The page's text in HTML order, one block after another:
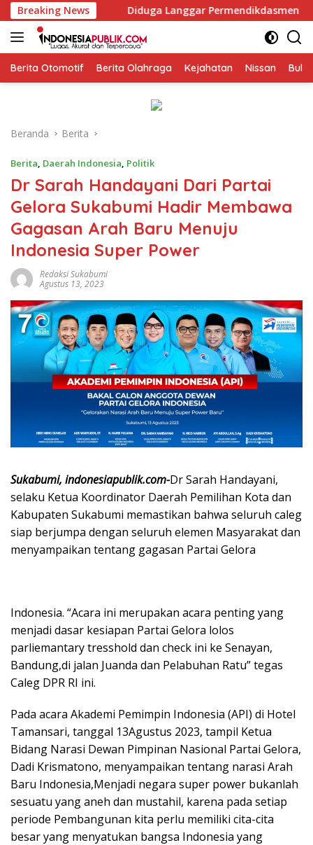
Langsung
ke
konten
Breaking News
Diduga Langgar Permendikdasmen Nomor 7 Tahun
Berita Otomotif Berita Olahraga Kejahatan Nissan
Beranda Berita
Berita, Daerah Indonesia, Politik
Dr Sarah Handayani Dari Partai
Gelora Sukabumi Hadir Membawa
Gagasan Arah Baru Menuju
Indonesia Super Power
Redaksi Sukabumi
Agustus 13, 2023
Sukabumi, indonesiapublik.com-Dr Sarah Handayani,
selaku Ketua Koordinator Daerah Pemilihan Kota dan
Kabupaten Sukabumi memastikan bahwa seluruh caleg
siap berjumpa dengan seluruh elemen Masyarakat dan
menyampaikan tentang gagasan Partai Gelora
Indonesia. “Acara ini merupakan acara penting yang
menjadi dasar kesiapan Partai Gelora lolos
parliemantary tresshold dan check ini ke Senayan,
Bandung,di jalan Juanda dan Pelabuhan Ratu” tegas
Caleg DPR RI ini.
Pada acara Akademi Pemimpin Indonesia (API) di Hotel
Tamansari, tanggal 13Agustus 2023, tampil Ketua
Bidang Narasi Dewan Pimpinan Nasional Partai Gelora,
Dadi Krismatono, menyampaikan tentang narasi Arah
Baru Indonesia,Menjadi negara super power bukanlah
sesuatu yang aneh dan mustahil, karena pada setiap
periode Pembangunan kita perlu memiliki cita-cita
besar yang menyatukan bangsa Indonesia yang